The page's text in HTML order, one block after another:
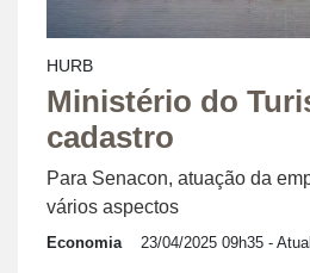
HURB
Ministério do
cadastro
Para Senacon, atuação da
vários aspectos
Economia 23/04/2025 09h35 -